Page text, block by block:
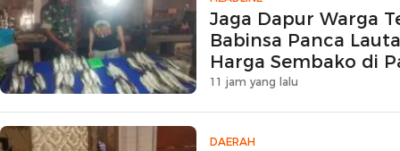
Jaga Dapur Warga
Babinsa Panca
Harga Sembako di
11 jam yang lalu
DAERAH